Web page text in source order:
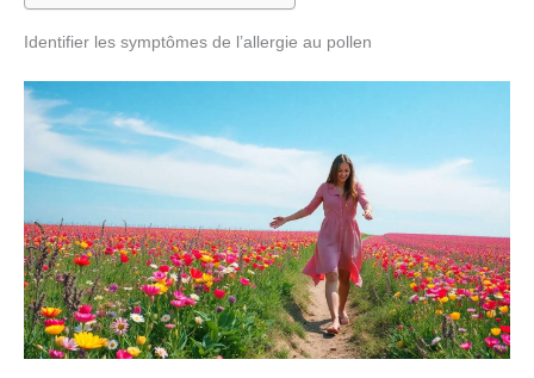
Identifier les symptômes de l’allergie au pollen